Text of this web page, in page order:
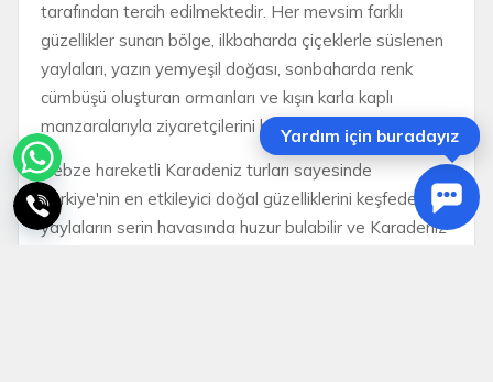
tarafından tercih edilmektedir. Her mevsim farklı
güzellikler sunan bölge, ilkbaharda çiçeklerle süslenen
yaylaları, yazın yemyeşil doğası, sonbaharda renk
cümbüşü oluşturan ormanları ve kışın karla kaplı
manzaralarıyla ziyaretçilerini büyülemektedir.
Gebze hareketli Karadeniz turları sayesinde
Türkiye'nin en etkileyici doğal güzelliklerini keşfedebilir,
yaylaların serin havasında huzur bulabilir ve Karadeniz
Yardım için buradayız